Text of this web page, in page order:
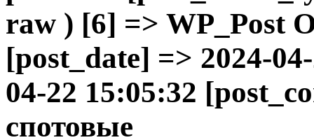
raw ) [6] => WP_Post
[post_date] => 2024-
04-22 15:05:32
спотовые